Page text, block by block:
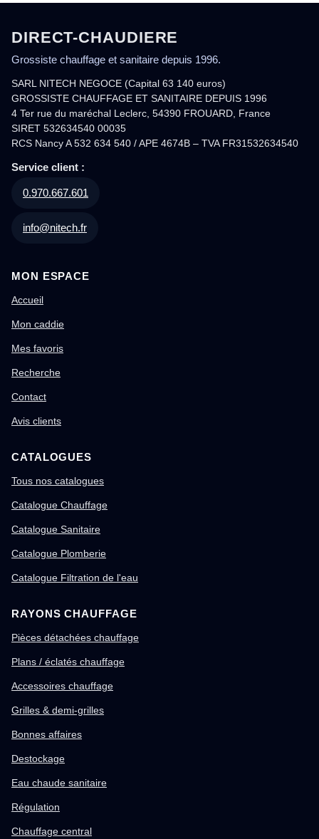
DIRECT-CHAUDIERE
Grossiste chauffage et sanitaire depuis 1996.
SARL NITECH NEGOCE (Capital 63 140 euros)
GROSSISTE CHAUFFAGE ET SANITAIRE DEPUIS 1996
4 Ter rue du maréchal Leclerc, 54390 FROUARD, France
SIRET 532634540 00035
RCS Nancy A 532 634 540 / APE 4674B – TVA FR31532634540
Service client :
0.970.667.601
info@nitech.fr
MON ESPACE
Accueil
Mon caddie
Mes favoris
Recherche
Contact
Avis clients
CATALOGUES
Tous nos catalogues
Catalogue Chauffage
Catalogue Sanitaire
Catalogue Plomberie
Catalogue Filtration de l'eau
RAYONS CHAUFFAGE
Pièces détachées chauffage
Plans / éclatés chauffage
Accessoires chauffage
Grilles & demi-grilles
Bonnes affaires
Destockage
Eau chaude sanitaire
Régulation
Chauffage central